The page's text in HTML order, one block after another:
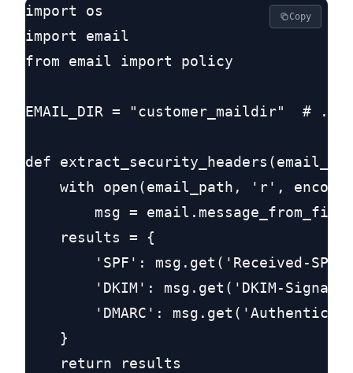
import os
import email
from email import policy
EMAIL_DIR = "customer_maildir"  # .eml
def
with open(email_path, 'r',
msg =
    results = {
'SPF': msg.get('Received-
'DKIM': msg.get('DKIM-
'DMARC':
    }
    return results
Copy